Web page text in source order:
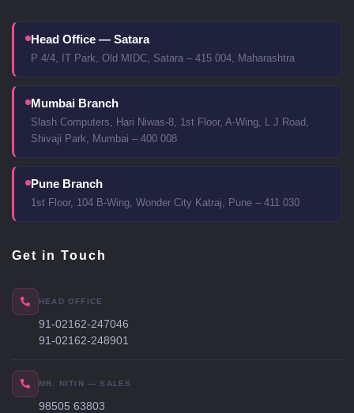
Head Office — Satara
P 4/4, IT Park, Old MIDC, Satara – 415 004, Maharashtra
Mumbai Branch
Slash Computers, Hari Niwas-8, 1st Floor, A-Wing, L J Road,
Shivaji Park, Mumbai – 400 008
Pune Branch
1st Floor, 104 B-Wing, Wonder City Katraj, Pune – 411 030
Get in Touch
HEAD OFFICE
91-02162-247046
91-02162-248901
MR. NITIN — SALES
98505 63803